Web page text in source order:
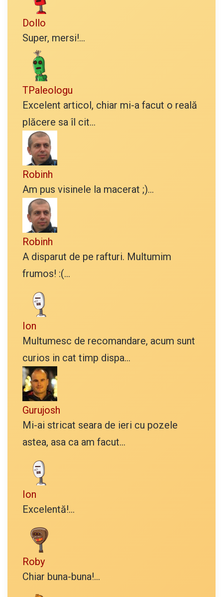
Dollo
Super, mersi!...
TPaleologu
Excelent articol, chiar mi-a facut o reală
plăcere sa îl cit...
Robinh
Am pus visinele la macerat ;)...
Robinh
A disparut de pe rafturi. Multumim
frumos! :(...
Ion
Multumesc de recomandare, acum sunt
curios in cat timp dispa...
Gurujosh
Mi-ai stricat seara de ieri cu pozele
astea, asa ca am facut...
Ion
Excelentă!...
Roby
Chiar buna-buna!...